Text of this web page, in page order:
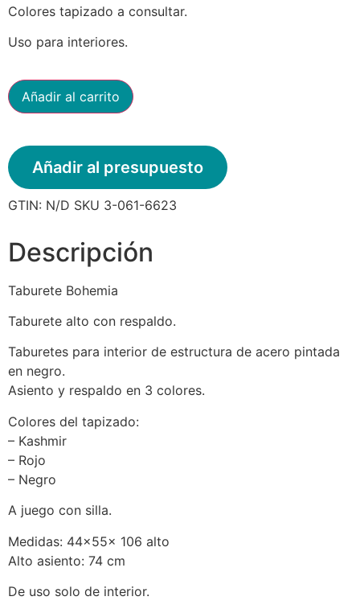
Colores tapizado a consultar.
Uso para interiores.
Añadir al carrito
Añadir al presupuesto
GTIN: N/D SKU 3-061-6623
Descripción
Taburete Bohemia
Taburete alto con respaldo.
Taburetes para interior de estructura de acero pintada
en negro.
Asiento y respaldo en 3 colores.
Colores del tapizado:
– Kashmir
– Rojo
– Negro
A juego con silla.
Medidas: 44x55x 106 alto
Alto asiento: 74 cm
De uso solo de interior.